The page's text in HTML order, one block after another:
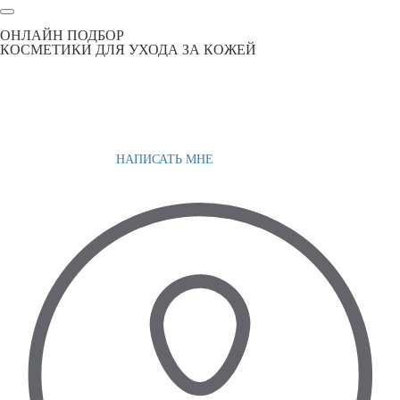
ОНЛАЙН ПОДБОР
КОСМЕТИКИ ДЛЯ УХОДА ЗА КОЖЕЙ
НАПИСАТЬ МНЕ